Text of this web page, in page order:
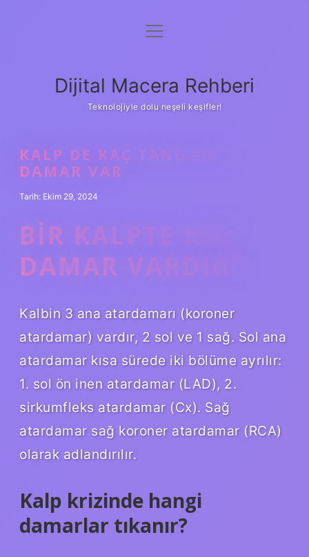
Anasayfa
Yasal Uyarı
menüyü
Dijital Macera Rehberi
Teknolojiyle dolu neşeli keşifler!
KALP DE KAÇ TANE ANA
DAMAR VAR
Tarih: Ekim 29, 2024
BIR KALPTE KAÇ
DAMAR VARDIR?
Kalbin 3 ana atardamarı (koroner
atardamar) vardır, 2 sol ve 1 sağ. Sol ana
atardamar kısa sürede iki bölüme ayrılır:
1. sol ön inen atardamar (LAD), 2.
sirkumfleks atardamar (Cx). Sağ
atardamar sağ koroner atardamar (RCA)
olarak adlandırılır.
Kalp krizinde hangi
damarlar tıkanır?